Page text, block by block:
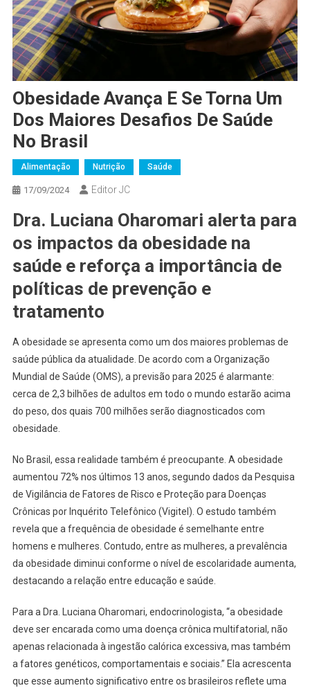
Obesidade Avança E Se Torna Um
Dos Maiores Desafios De Saúde
No Brasil
Alimentação Nutrição Saúde
17/09/2024 Editor JC
Dra. Luciana Oharomari alerta para
os impactos da obesidade na
saúde e reforça a importância de
políticas de prevenção e
tratamento
A obesidade se apresenta como um dos maiores problemas de
saúde pública da atualidade. De acordo com a Organização
Mundial de Saúde (OMS), a previsão para 2025 é alarmante:
cerca de 2,3 bilhões de adultos em todo o mundo estarão acima
do peso, dos quais 700 milhões serão diagnosticados com
obesidade.
No Brasil, essa realidade também é preocupante. A obesidade
aumentou 72% nos últimos 13 anos, segundo dados da Pesquisa
de Vigilância de Fatores de Risco e Proteção para Doenças
Crônicas por Inquérito Telefônico (Vigitel). O estudo também
revela que a frequência de obesidade é semelhante entre
homens e mulheres. Contudo, entre as mulheres, a prevalência
da obesidade diminui conforme o nível de escolaridade aumenta,
destacando a relação entre educação e saúde.
Para a Dra. Luciana Oharomari, endocrinologista, “a obesidade
deve ser encarada como uma doença crônica multifatorial, não
apenas relacionada à ingestão calórica excessiva, mas também
a fatores genéticos, comportamentais e sociais.” Ela acrescenta
que esse aumento significativo entre os brasileiros reflete uma